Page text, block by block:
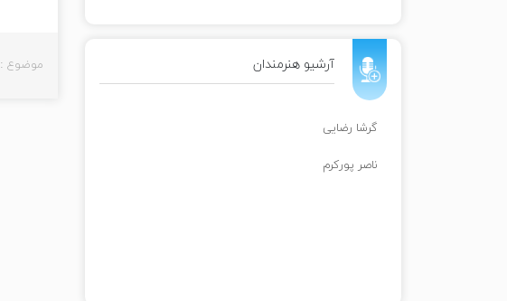
آرشیو هنرمندان
گرشا رضایی
ناصر پورکرم
موضوع :